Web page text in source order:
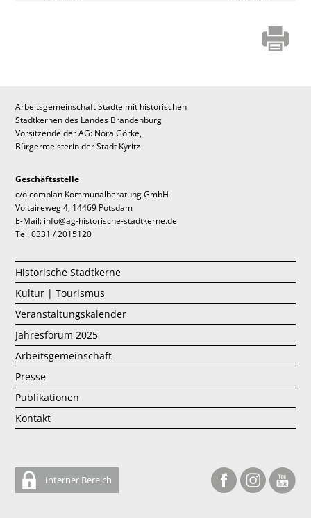
Arbeitsgemeinschaft Städte mit historischen
Stadtkernen des Landes Brandenburg
Vorsitzende der AG: Nora Görke,
Bürgermeisterin der Stadt Kyritz
Geschäftsstelle
c/o complan Kommunalberatung GmbH
Voltaireweg 4, 14469 Potsdam
E-Mail: info@ag-historische-stadtkerne.de
Tel. 0331 / 2015120
Historische Stadtkerne
Kultur | Tourismus
Veranstaltungskalender
Jahresforum 2025
Arbeitsgemeinschaft
Presse
Publikationen
Kontakt
Interner Bereich